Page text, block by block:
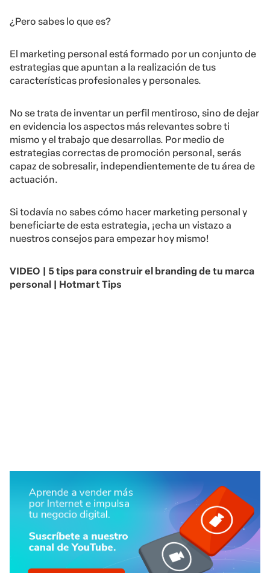
¿Pero sabes lo que es?
El marketing personal está formado por un conjunto de
estrategias que apuntan a la realización de tus
características profesionales y personales.
No se trata de inventar un perfil mentiroso, sino de dejar
en evidencia los aspectos más relevantes sobre ti
mismo y el trabajo que desarrollas. Por medio de
estrategias correctas de promoción personal, serás
capaz de sobresalir, independientemente de tu área de
actuación.
Si todavía no sabes cómo hacer marketing personal y
beneficiarte de esta estrategia, ¡echa un vistazo a
nuestros consejos para empezar hoy mismo!
VIDEO | 5 tips para construir el branding de tu marca
personal | Hotmart Tips